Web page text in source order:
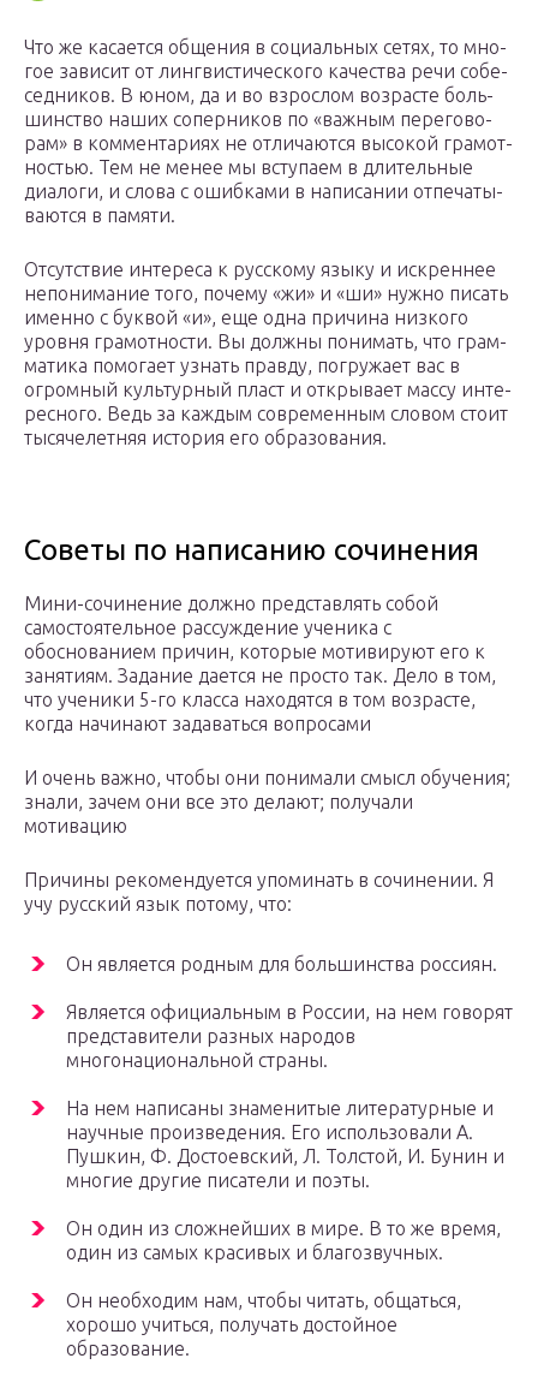
Что же каса­ет­ся обще­ния в соци­аль­ных сетях, то мно­
гое зави­сит от линг­ви­сти­че­ско­го каче­ства речи собе­
сед­ни­ков. В юном, да и во взрос­лом воз­расте боль­
шин­ство наших сопер­ни­ков по «важ­ным пере­го­во­
рам» в ком­мен­та­ри­ях не отли­ча­ют­ся высо­кой гра­мот­
но­стью. Тем не менее мы всту­па­ем в дли­тель­ные
диа­ло­ги, и сло­ва с ошиб­ка­ми в напи­са­нии отпе­ча­ты­
ва­ют­ся в памя­ти.
Отсутствие инте­ре­са к рус­ско­му язы­ку и искрен­нее
непо­ни­ма­ние того, поче­му «жи» и «ши» нуж­но писать
имен­но с бук­вой «и», еще одна при­чи­на низ­ко­го
уров­ня гра­мот­но­сти. Вы долж­ны пони­мать, что грам­
ма­ти­ка помо­га­ет узнать прав­ду, погру­жа­ет вас в
огром­ный куль­тур­ный пласт и откры­ва­ет мас­су инте­
рес­но­го. Ведь за каж­дым совре­мен­ным сло­вом сто­ит
тыся­че­лет­няя исто­рия его обра­зо­ва­ния.
Советы по написанию сочинения
Мини-сочинение должно представлять собой
самостоятельное рассуждение ученика с
обоснованием причин, которые мотивируют его к
занятиям. Задание дается не просто так. Дело в том,
что ученики 5-го класса находятся в том возрасте,
когда начинают задаваться вопросами
И очень важно, чтобы они понимали смысл обучения;
знали, зачем они все это делают; получали
мотивацию
Причины рекомендуется упоминать в сочинении. Я
учу русский язык потому, что:
Он является родным для большинства россиян.
Является официальным в России, на нем говорят
представители разных народов
многонациональной страны.
На нем написаны знаменитые литературные и
научные произведения. Его использовали А.
Пушкин, Ф. Достоевский, Л. Толстой, И. Бунин и
многие другие писатели и поэты.
Он один из сложнейших в мире. В то же время,
один из самых красивых и благозвучных.
Он необходим нам, чтобы читать, общаться,
хорошо учиться, получать достойное
образование.